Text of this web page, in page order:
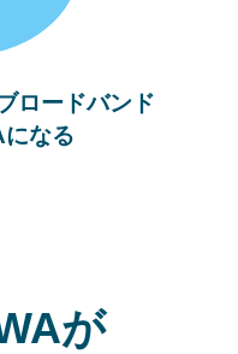
ロードバンド
なる
が